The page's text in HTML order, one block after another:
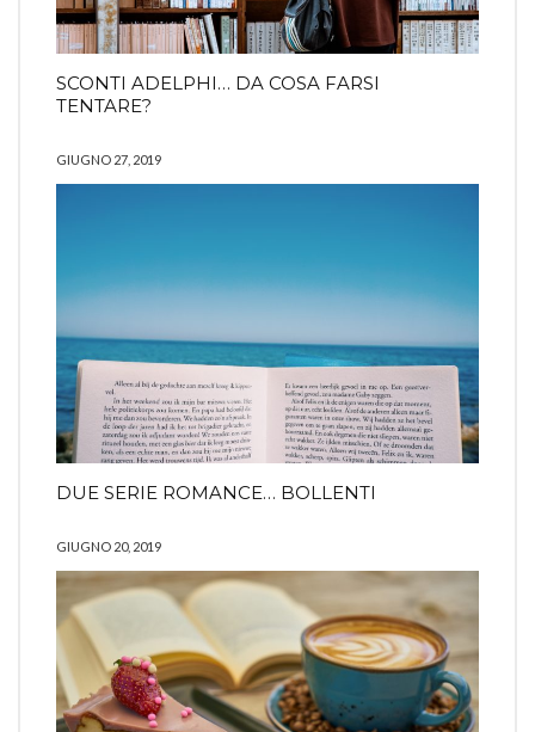
SCONTI ADELPHI… DA COSA FARSI
TENTARE?
GIUGNO 27, 2019
DUE SERIE ROMANCE… BOLLENTI
GIUGNO 20, 2019